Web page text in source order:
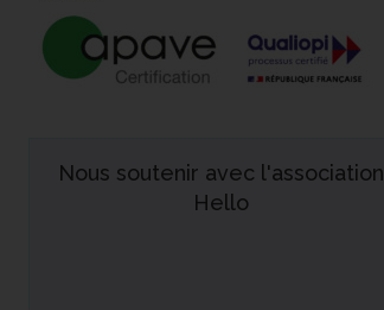
Nous soutenir avec l'association
Hello